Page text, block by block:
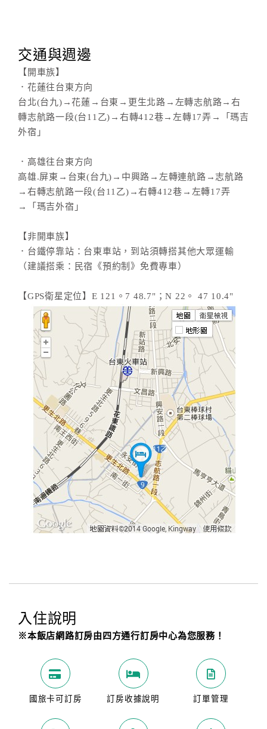
交通與週邊
【開車族】
．花蓮往台東方向
台北(台九)→花蓮→台東→更生北路→左轉志航路→右
轉志航路一段(台11乙)→右轉412巷→左轉17弄→「瑪吉
外宿」
．高雄往台東方向
高雄.屏東→台東(台九)→中興路→左轉連航路→志航路
→右轉志航路一段(台11乙)→右轉412巷→左轉17弄
→「瑪吉外宿」
【非開車族】
．台鐵停靠站：台東車站，到站須轉搭其他大眾運輸
（建議搭乘：民宿《預約制》免費專車）
【GPS衛星定位】E 121。7 48.7"；N 22。 47 10.4"
入住說明
※本飯店網路訂房由四方通行訂房中心為您服務！
國旅卡可訂房 訂房收據說明 訂單管理